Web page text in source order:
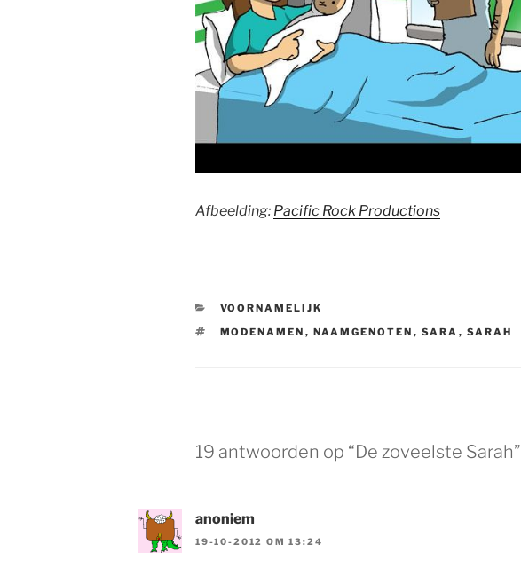
Afbeelding: Pacific Rock Productions
CATEGORIEËN
VOORNAMELIJK
TAGS
MODENAMEN , NAAMGENOTEN , SARA , SARAH
19 antwoorden op “De zoveelste Sarah”
anoniem
19-10-2012 OM 13:24